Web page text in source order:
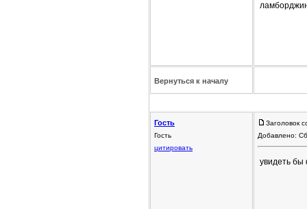
Вернуться к началу
Гость
Гость
цитировать
Заголовок
Добавлено:
увидеть бы